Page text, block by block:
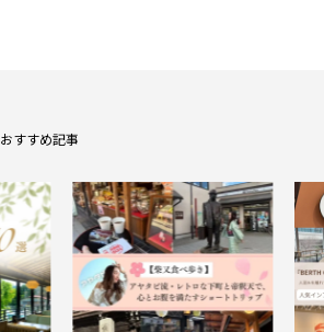
おすすめ記事